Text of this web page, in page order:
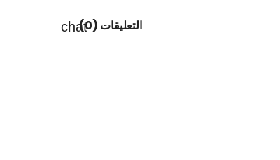
التعليقات (0)